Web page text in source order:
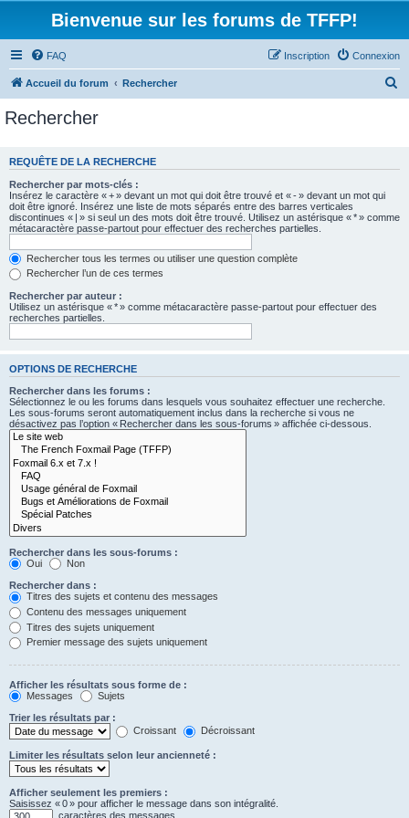
Bienvenue sur les forums de TFFP!
FAQ Connexion
Inscription
Accueil du forum Rechercher
e
Rechercher
REQUÊTE DE LA RECHERCHE
Rechercher par mots-clés :
Insérez le caractère « + » devant un mot qui doit être trouvé et « - » devant un mot qui
doit être ignoré. Insérez une liste de mots séparés entre des barres verticales
discontinues « | » si seul un des mots doit être trouvé. Utilisez un astérisque « * » comme
métacaractère passe-partout pour effectuer des recherches partielles.
Rechercher tous les termes ou utiliser une question complète
Rechercher l’un de ces termes
Rechercher par auteur :
Utilisez un astérisque « * » comme métacaractère passe-partout pour effectuer des
recherches partielles.
OPTIONS DE RECHERCHE
Rechercher dans les forums :
Sélectionnez le ou les forums dans lesquels vous souhaitez effectuer une recherche.
Les sous-forums seront automatiquement inclus dans la recherche si vous ne
désactivez pas l’option « Rechercher dans les sous-forums » affichée ci-dessous.
Rechercher dans les sous-forums :
Oui
Non
Rechercher dans :
Titres des sujets et contenu des messages
Contenu des messages uniquement
Titres des sujets uniquement
Premier message des sujets uniquement
Afficher les résultats sous forme de :
Messages
Sujets
Trier les résultats par :
Croissant
Décroissant
Limiter les résultats selon leur ancienneté :
Afficher seulement les premiers :
Saisissez « 0 » pour afficher le message dans son intégralité.
caractères des messages